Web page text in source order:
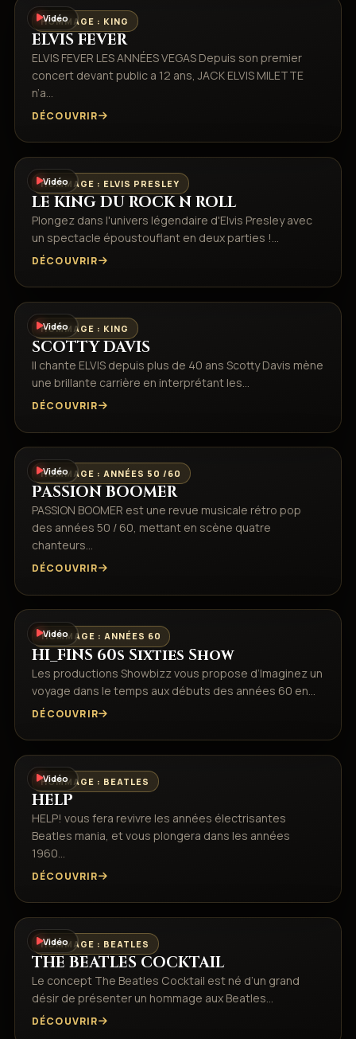
Vidéo
HOMMAGE : KING
ELVIS FEVER
ELVIS FEVER LES ANNÉES VEGAS Depuis son premier
concert devant public a 12 ans, JACK ELVIS MILETTE
n’a…
DÉCOUVRIR
Vidéo
HOMMAGE : ELVIS PRESLEY
LE KING DU ROCK N ROLL
Plongez dans l'univers légendaire d'Elvis Presley avec
un spectacle époustouflant en deux parties !…
DÉCOUVRIR
Vidéo
HOMMAGE : KING
SCOTTY DAVIS
Il chante ELVIS depuis plus de 40 ans Scotty Davis mène
une brillante carrière en interprétant les…
DÉCOUVRIR
Vidéo
HOMMAGE : ANNÉES 50 /60
PASSION BOOMER
PASSION BOOMER est une revue musicale rétro pop
des années 50 / 60, mettant en scène quatre
chanteurs…
DÉCOUVRIR
Vidéo
HOMMAGE : ANNÉES 60
HI_FINS 60s Sixties Show
Les productions Showbizz vous propose d’Imaginez un
voyage dans le temps aux débuts des années 60 en…
DÉCOUVRIR
Vidéo
HOMMAGE : BEATLES
HELP
HELP! vous fera revivre les années électrisantes
Beatles mania, et vous plongera dans les années
1960…
DÉCOUVRIR
Vidéo
HOMMAGE : BEATLES
THE BEATLES COCKTAIL
Le concept The Beatles Cocktail est né d’un grand
désir de présenter un hommage aux Beatles…
DÉCOUVRIR